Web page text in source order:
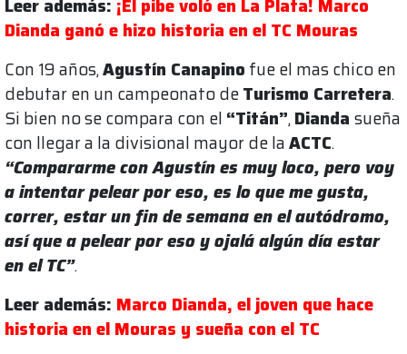
Leer además: ¡El pibe voló en La Plata! Marco
Dianda ganó e hizo historia en el TC Mouras
Con 19 años,Agustín Canapino fue el mas chico en
debutar en un campeonato deTurismo Carretera.
Si bien no se compara con el “Titán”,Dianda sueña
con llegar a la divisional mayor de laACTC.
“Compararme con Agustín es muy loco, pero voy
a intentar pelear por eso, es lo que me gusta,
correr, estar un fin de semana en el autódromo,
así que a pelear por eso y ojalá algún día estar
en el TC”.
Leer además: Marco Dianda, el joven que hace
historia en el Mouras y sueña con el TC